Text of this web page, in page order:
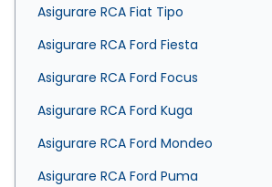
Asigurare RCA Fiat Tipo
Asigurare RCA Ford Fiesta
Asigurare RCA Ford Focus
Asigurare RCA Ford Kuga
Asigurare RCA Ford Mondeo
Asigurare RCA Ford Puma